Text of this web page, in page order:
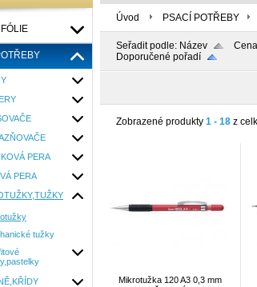
FÓLIE
PERA
PERA
tužky
Úvod PSACÍ POTŘEBY
Seřadit podle: Název Cena
Doporučené pořadí
Zobrazené produkty 1 - 18 z
Mikrotužka 120 A3 0,3 mm